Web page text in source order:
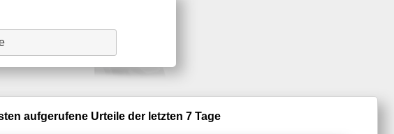
aufgerufene Urteile der letzten 7 Tage